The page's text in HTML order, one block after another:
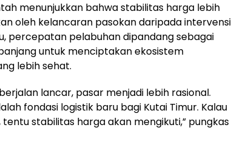
menunjukkan bahwa stabilitas harga lebih
oleh kelancaran pasokan daripada intervensi
percepatan pelabuhan dipandang sebagai
untuk menciptakan ekosistem
lebih sehat.
lancar, pasar menjadi lebih rasional.
fondasi logistik baru bagi Kutai Timur. Kalau
stabilitas harga akan mengikuti,” pungkas